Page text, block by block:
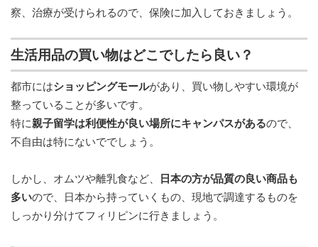
察、治療が受けられるので、保険に加入しておきましょう。
生活用品の買い物はどこでしたら良い？
都市にはショッピングモールがあり、買い物しやすい環境が
整っていることが多いです。
特に親子留学は利便性が良い場所にキャンパスがあるので、
不自由は特にないででしょう。
しかし、オムツや離乳食など、
日本の方が品質の良い商品も
多いので、日本から持っていくもの、現地で調達するものを
しっかり分けてフィリピンに行きましょう。